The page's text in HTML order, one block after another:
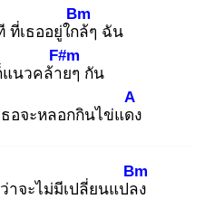
ที่เธออยู่ใกล้
Bm
ๆ ฉัน
แนวคล้าย
F#m
ๆ กัน
อจะหลอกกินไข่แดง
A
ว่าจะไม่มีเปลี่ยนแปลง
Bm